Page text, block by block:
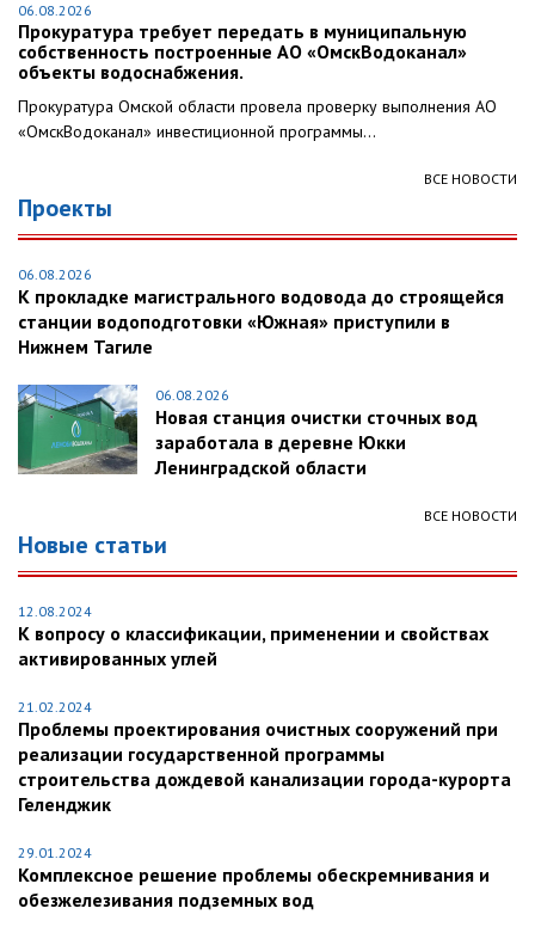
06.08.2026
Прокуратура требует передать в муниципальную
собственность построенные АО «ОмскВодоканал»
объекты водоснабжения.
Прокуратура Омской области провела проверку выполнения АО
«ОмскВодоканал» инвестиционной программы...
ВСЕ НОВОСТИ
Проекты
06.08.2026
К прокладке магистрального водовода до строящейся
станции водоподготовки «Южная» приступили в
Нижнем Тагиле
06.08.2026
Новая станция очистки сточных вод
заработала в деревне Юкки
Ленинградской области
ВСЕ НОВОСТИ
Новые статьи
12.08.2024
К вопросу о классификации, применении и свойствах
активированных углей
21.02.2024
Проблемы проектирования очистных сооружений при
реализации государственной программы
строительства дождевой канализации города-курорта
Геленджик
29.01.2024
Комплексное решение проблемы обескремнивания и
обезжелезивания подземных вод